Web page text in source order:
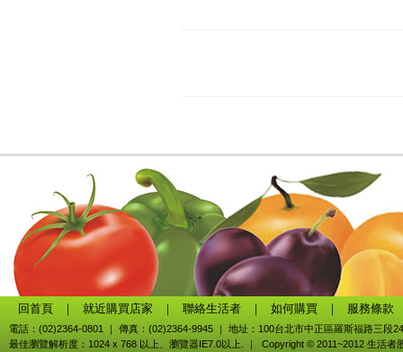
回首頁 ｜ 就近購買店家 ｜ 聯絡生活者 ｜ 如何購買 ｜ 服務條款
電話：(02)2364-0801 ｜ 傳真：(02)2364-9945 ｜ 地址：100台北市中正區羅斯福路三段
最佳瀏覽解析度：1024 x 768 以上、瀏覽器IE7.0以上. ｜ Copyright © 2011~2012 生活